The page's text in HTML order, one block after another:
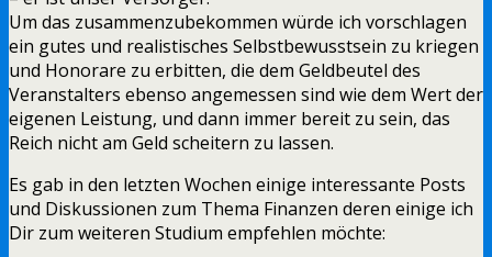
Um das zusammenzubekommen würde ich vorschlagen
ein gutes und realistisches Selbstbewusstsein zu kriegen
und Honorare zu erbitten, die dem Geldbeutel des
Veranstalters ebenso angemessen sind wie dem Wert der
eigenen Leistung, und dann immer bereit zu sein, das
Reich nicht am Geld scheitern zu lassen.
Es gab in den letzten Wochen einige interessante Posts
und Diskussionen zum Thema Finanzen deren einige ich
Dir zum weiteren Studium empfehlen möchte: